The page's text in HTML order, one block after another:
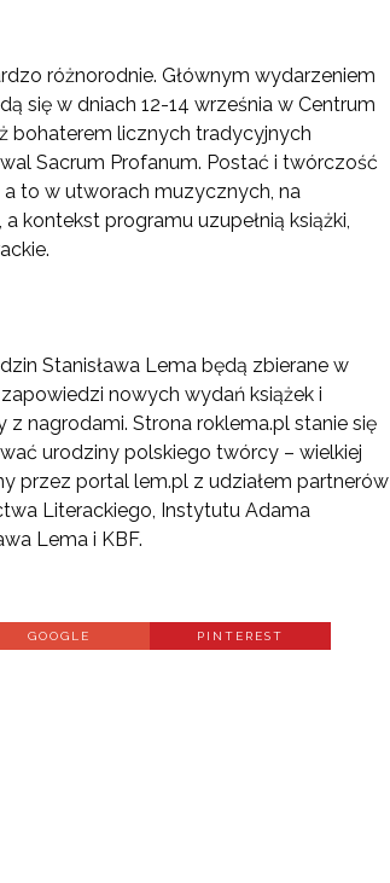
różnorodnie. Głównym wydarzeniem
się w dniach 12-14 września w Centrum
bohaterem licznych tradycyjnych
Sacrum Profanum. Postać i twórczość
to w utworach muzycznych, na
kontekst programu uzupełnią książki,
Stanisława Lema będą zbierane w
nowych wydań książek i
z nagrodami. Strona roklema.pl stanie się
urodziny polskiego twórcy – wielkiej
przez portal lem.pl z udziałem partnerów
Literackiego, Instytutu Adama
Lema i KBF.
GOOGLE PINTEREST